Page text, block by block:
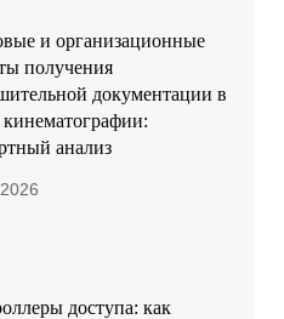
и организационные
получения
документации в
кинематографии:
анализ
доступа: как